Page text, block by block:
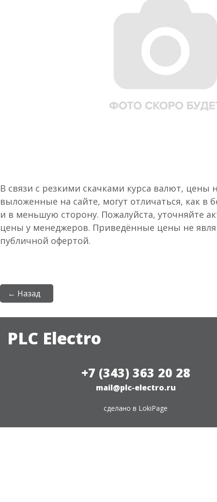
В связи с резкими скачками курса валют, цены
выложенные на сайте, могут отличаться, как в
и в меньшую сторону. Пожалуйста, уточняйте
цены у менеджеров. Приведённые цены не
публичной офертой.
← Назад
PLC Electro
+7 (343) 363 20 28
mail@plc-electro.ru
сделано в LokiPage